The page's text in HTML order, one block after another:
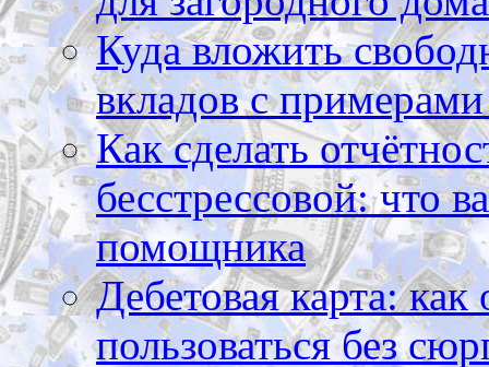
Куда вложить
вкладов с
Как сделать
бесстрессовой: что
помощника
Дебетовая карта:
пользоваться без